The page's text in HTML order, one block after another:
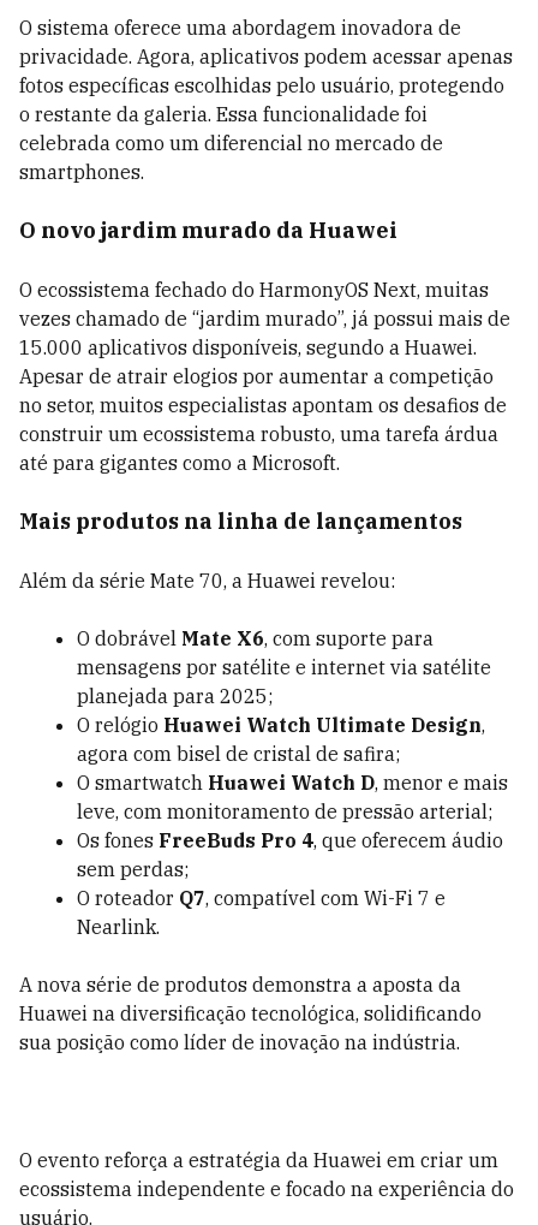
O sistema oferece uma abordagem inovadora de
privacidade. Agora, aplicativos podem acessar apenas
fotos específicas escolhidas pelo usuário, protegendo
o restante da galeria. Essa funcionalidade foi
celebrada como um diferencial no mercado de
smartphones.
O novo jardim murado da Huawei
O ecossistema fechado do HarmonyOS Next, muitas
vezes chamado de “jardim murado”, já possui mais de
15.000 aplicativos disponíveis, segundo a Huawei.
Apesar de atrair elogios por aumentar a competição
no setor, muitos especialistas apontam os desafios de
construir um ecossistema robusto, uma tarefa árdua
até para gigantes como a Microsoft.
Mais produtos na linha de lançamentos
Além da série Mate 70, a Huawei revelou:
O dobrável Mate X6, com suporte para
mensagens por satélite e internet via satélite
planejada para 2025;
O relógio Huawei Watch Ultimate Design,
agora com bisel de cristal de safira;
O smartwatch Huawei Watch D, menor e mais
leve, com monitoramento de pressão arterial;
Os fones FreeBuds Pro 4, que oferecem áudio
sem perdas;
O roteador Q7, compatível com Wi-Fi 7 e
Nearlink.
A nova série de produtos demonstra a aposta da
Huawei na diversificação tecnológica, solidificando
sua posição como líder de inovação na indústria.
O evento reforça a estratégia da Huawei em criar um
ecossistema independente e focado na experiência do
usuário.